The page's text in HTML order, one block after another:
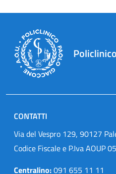
CONTATTI
Via del Vespro 129, 90127
Codice Fiscale e P.Iva AOUP
Centralino:091 655 11 11